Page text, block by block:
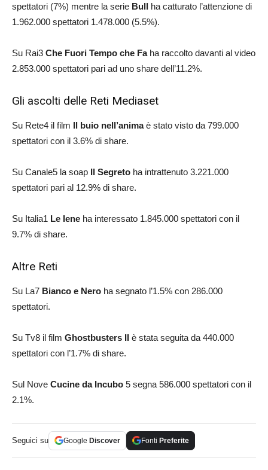
spettatori (7%) mentre la serie Bull ha catturato l’attenzione di
1.962.000 spettatori 1.478.000 (5.5%).
Su Rai3 Che Fuori Tempo che Faha raccolto davanti al video
2.853.000 spettatori pari ad uno share dell’11.2%.
Gli ascolti delle Reti Mediaset
Su Rete4 il film Il buio nell’animaè stato visto da 799.000
spettatori con il 3.6% di share.
Su Canale5 la soap Il Segreto ha intrattenuto 3.221.000
spettatori pari al 12.9% di share.
Su Italia1 Le Iene ha interessato 1.845.000 spettatori con il
9.7% di share.
Altre Reti
Su La7 Bianco e Nero ha segnato l’1.5% con 286.000
spettatori.
Su Tv8 il film Ghostbusters II è stata seguita da 440.000
spettatori con l’1.7% di share.
Sul Nove Cucine da Incubo 5 segna 586.000 spettatori con il
2.1%.
Seguici su Google Discover Fonti Preferite